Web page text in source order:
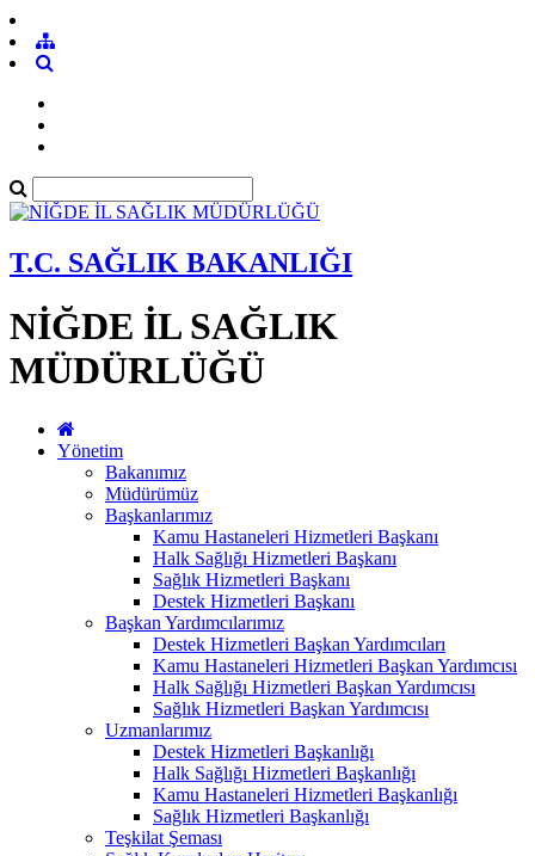
T.C. SAĞLIK BAKANLIĞI
NİĞDE İL SAĞLIK
MÜDÜRLÜĞÜ
Yönetim
Bakanımız
Müdürümüz
Başkanlarımız
Kamu Hastaneleri Hizmetleri Başkanı
Halk Sağlığı Hizmetleri Başkanı
Sağlık Hizmetleri Başkanı
Destek Hizmetleri Başkanı
Başkan Yardımcılarımız
Destek Hizmetleri Başkan Yardımcıları
Kamu Hastaneleri Hizmetleri Başkan Yardımcısı
Halk Sağlığı Hizmetleri Başkan Yardımcısı
Sağlık Hizmetleri Başkan Yardımcısı
Uzmanlarımız
Destek Hizmetleri Başkanlığı
Halk Sağlığı Hizmetleri Başkanlığı
Kamu Hastaneleri Hizmetleri Başkanlığı
Sağlık Hizmetleri Başkanlığı
Teşkilat Şeması